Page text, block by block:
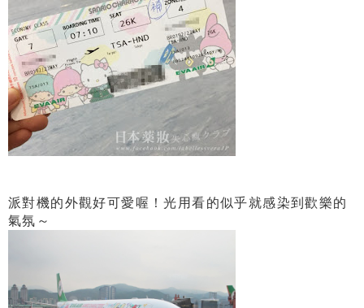
派對機的外觀好可愛喔！光用看的似乎就感染到歡樂的
氣氛～